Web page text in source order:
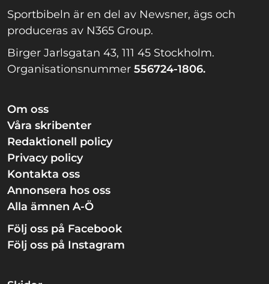
Sportbibeln är en del av Newsner, ägs och
produceras av N365 Group.
Birger Jarlsgatan 43, 111 45 Stockholm.
Organisationsnummer 556724-1806.
Om oss
Våra skribenter
Redaktionell policy
Privacy policy
Kontakta oss
Annonsera hos oss
Alla ämnen A-Ö
Följ oss på Facebook
Följ oss på Instagram